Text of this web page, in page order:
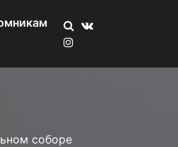
соборе